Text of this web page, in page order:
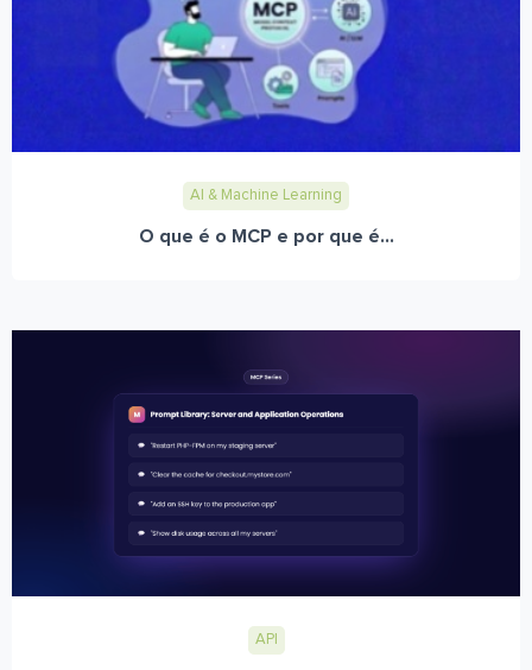
AI & Machine Learning
O que é o MCP e por que é...
API